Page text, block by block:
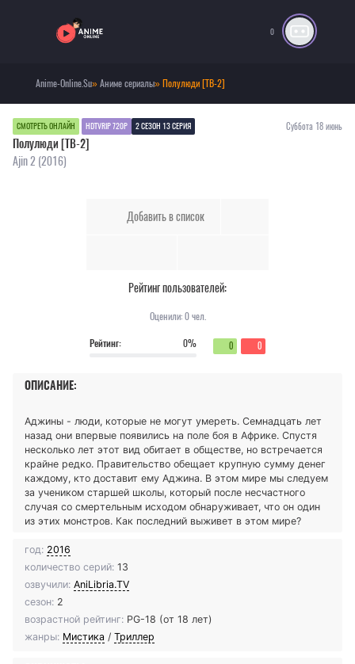
0
Anime-Online.Su»Аниме сериалы» Полулюди [ТВ-2]
СМОТРЕТЬ ОНЛАЙН HDTVRIP 720P 2 СЕЗОН 13 СЕРИЯ Суббота 18 июнь
Полулюди [ТВ-2]
Ajin 2 (2016)
Добавить в список
Рейтинг пользователей:
Оценили:0чел.
Рейтинг:
0% 0 0
ОПИСАНИЕ:
Аджины - люди, которые не могут умереть. Семнадцать лет
назад они впервые появились на поле боя в Африке. Спустя
несколько лет этот вид обитает в обществе, но встречается
крайне редко. Правительство обещает крупную сумму денег
каждому, кто доставит ему Аджина. В этом мире мы следуем
за учеником старшей школы, который после несчастного
случая со смертельным исходом обнаруживает, что он один
из этих монстров. Как последний выживет в этом мире?
год: 2016
количество серий: 13
озвучили: AniLibria.TV
сезон: 2
возрастной рейтинг: PG-18 (от 18 лет)
жанры: Мистика / Триллер